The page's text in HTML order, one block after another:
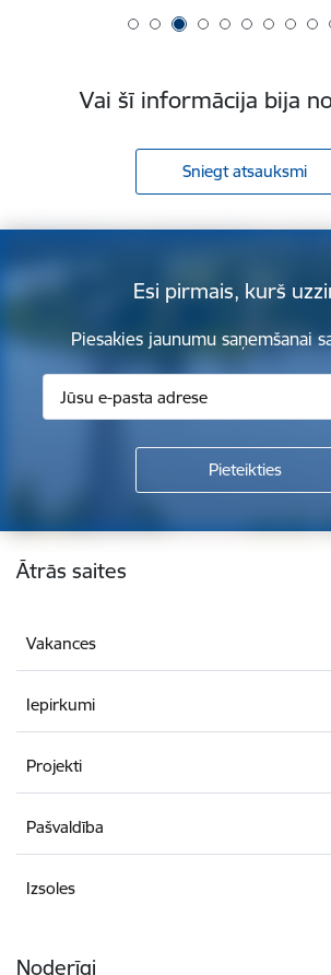
Vai šī informācija bija
Sniegt atsauksmi
Esi pirmais, kurš
Piesakies jaunumu saņemšanai
Kājene
Ātrās saites
Vakances
Iepirkumi
Projekti
Pašvaldība
Izsoles
Noderīgi